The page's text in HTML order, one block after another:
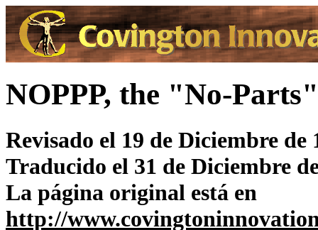
NOPPP, the "No-
Revisado el 19 de Diciembre de
Traducido el 31 de Diciembre
La página original está en
http://